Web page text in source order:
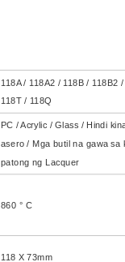
118A / 118A2 / 118B / 118B2
118T / 118Q
PC / Acrylic / Glass / Hindi
asero / Mga butil na gawa sa
patong ng Lacquer
860 ° C
118 X 73mm